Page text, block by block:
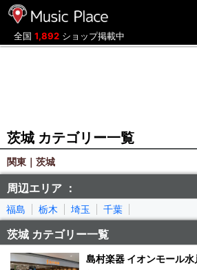
全国 1,892 ショップ掲載中
茨城 カテゴリー一覧
関東｜茨城
周辺エリア ：
福島 栃木 埼玉 千葉
茨城 カテゴリー一覧
島村楽器 イオンモール